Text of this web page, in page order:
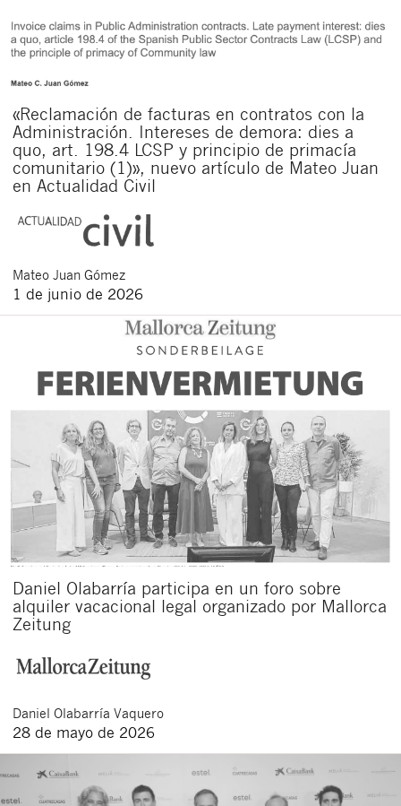
«Reclamación de facturas en contratos con la
Administración. Intereses de demora: dies a
quo, art. 198.4 LCSP y principio de primacía
comunitario (1)», nuevo artículo de Mateo Juan
en Actualidad Civil
Mateo Juan Gómez
1 de junio de 2026
Daniel Olabarría participa en un foro sobre
alquiler vacacional legal organizado por Mallorca
Zeitung
Daniel Olabarría Vaquero
28 de mayo de 2026
Cerrar